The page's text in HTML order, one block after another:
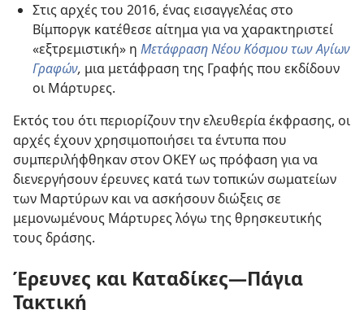
Στις αρχές του 2016, ένας εισαγγελέας στο
Βίμποργκ κατέθεσε αίτημα για να χαρακτηριστεί
«εξτρεμιστική» η Μετάφραση Νέου Κόσμου των Αγίων
Γραφών, μια μετάφραση της Γραφής που εκδίδουν
οι Μάρτυρες.
Εκτός του ότι περιορίζουν την ελευθερία έκφρασης, οι
αρχές έχουν χρησιμοποιήσει τα έντυπα που
συμπεριλήφθηκαν στον ΟΚΕΥ ως πρόφαση για να
διενεργήσουν έρευνες κατά των τοπικών σωματείων
των Μαρτύρων και να ασκήσουν διώξεις σε
μεμονωμένους Μάρτυρες λόγω της θρησκευτικής
τους δράσης.
Έρευνες και Καταδίκες—Πάγια
Τακτική